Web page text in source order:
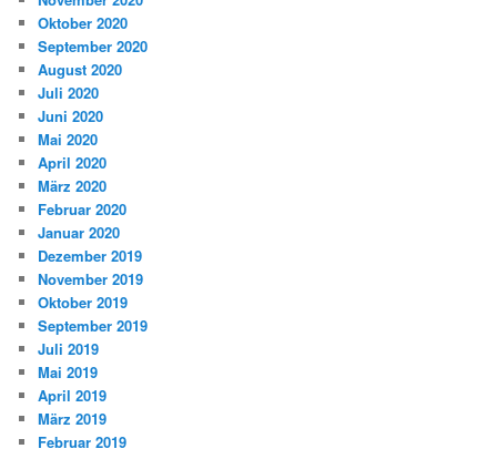
Oktober 2020
September 2020
August 2020
Juli 2020
Juni 2020
Mai 2020
April 2020
März 2020
Februar 2020
Januar 2020
Dezember 2019
November 2019
Oktober 2019
September 2019
Juli 2019
Mai 2019
April 2019
März 2019
Februar 2019